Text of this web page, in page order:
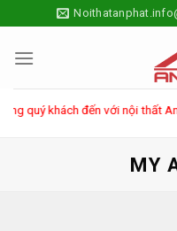
to
content
quý khách đến với nội thất
MY